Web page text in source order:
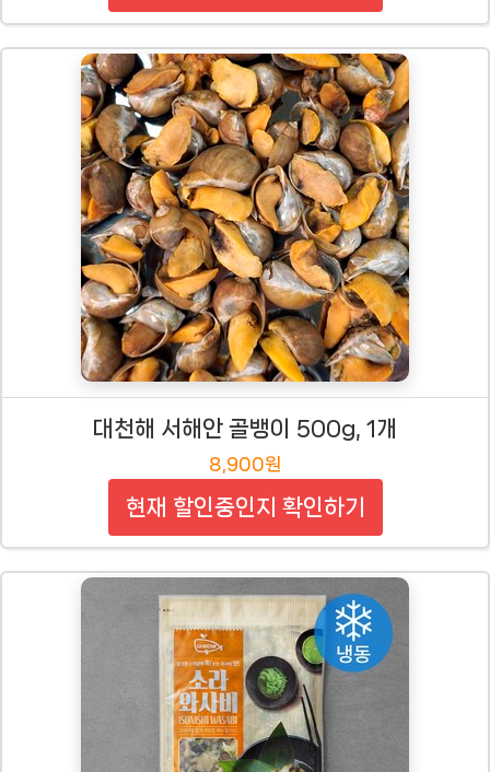
대천해 서해안 골뱅이 500g, 1개
8,900원
현재 할인중인지 확인하기